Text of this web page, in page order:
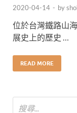
2020-04-14 - by
位於台灣鐵路山
展史上的歷史 …
READ MORE